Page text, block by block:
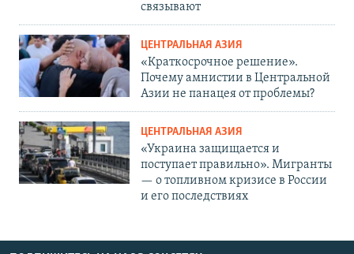
связывают
ЦЕНТРАЛЬНАЯ АЗИЯ
«Краткосрочное решение».
Почему амнистии в Центральной
Азии не панацея от проблемы?
ЦЕНТРАЛЬНАЯ АЗИЯ
«Украина защищается и
поступает правильно». Мигранты
— о топливном кризисе в России
и его последствиях